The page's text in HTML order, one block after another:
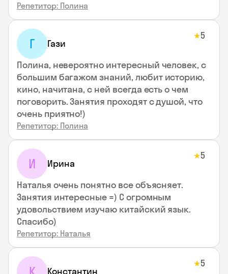
Репетитор: Полина
Г Гази
★5
Полина, невероятно интересный человек, с
большим багажом знаний, любит историю,
кино, начитана, с ней всегда есть о чем
поговорить. Занятия проходят с душой, что
очень приятно!)
Репетитор: Полина
И Ирина
★5
Наталья очень понятно все объясняет.
Занятия интересные =) С огромным
удовольствием изучаю китайский язык.
Спасибо)
Репетитор: Наталья
Константин
★5